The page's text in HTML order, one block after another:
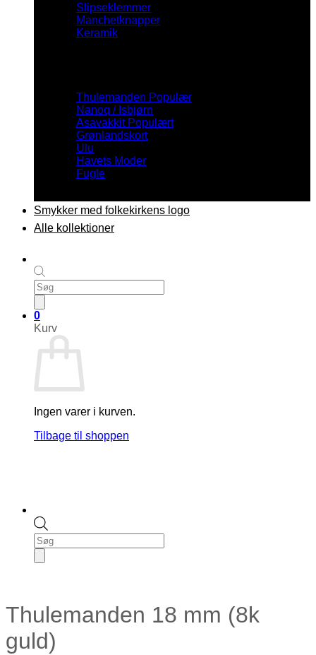
Products
search
0
Kurv
Ingen varer i kurven.
Tilbage til shoppen
Slipseklemmer
Manchetknapper
Keramik
Thulemanden
Nanoq / Isbjørn
Asavakkit
Grønlandskort
Ulu
Havets Moder
Fugle
Smykker med folkekirkens logo
Alle kollektioner
Products
search
Thulemanden 18 mm (8k
guld)